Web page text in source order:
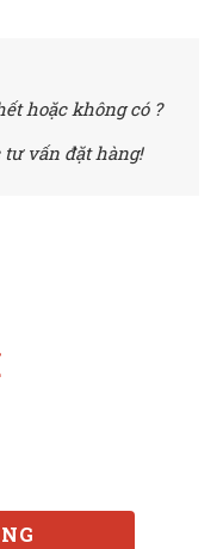
hoặc không có ?
vấn đặt hàng!